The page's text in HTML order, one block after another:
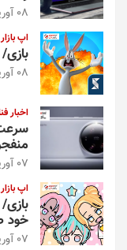
08 آوریل 2024
اپ بازار
بازی/ Looney Tunes؛ شهری بزرگ بسازید
08 آوریل 2024
اخبار
07 آوریل 2024
اپ بازار
خود
07 آوریل 2024